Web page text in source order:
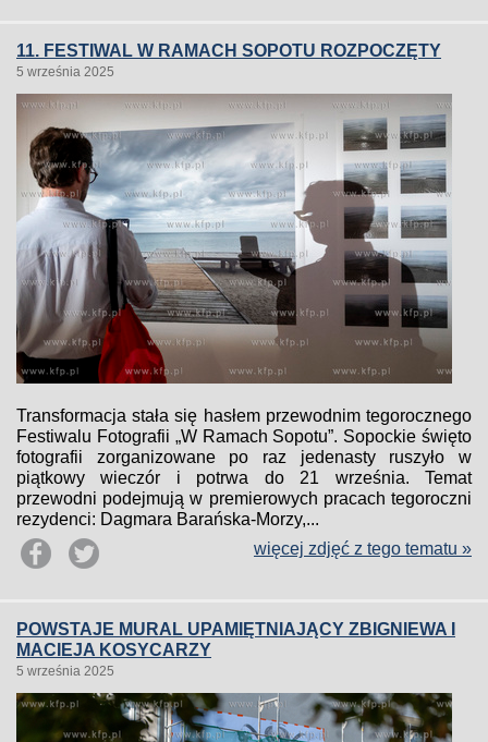
11. FESTIWAL W RAMACH SOPOTU ROZPOCZĘTY
5 września 2025
Transformacja stała się hasłem przewodnim tegorocznego
Festiwalu Fotografii „W Ramach Sopotu”. Sopockie święto
fotografii zorganizowane po raz jedenasty ruszyło w
piątkowy wieczór i potrwa do 21 września. Temat
przewodni podejmują w premierowych pracach tegoroczni
rezydenci: Dagmara Barańska-Morzy,...
więcej zdjęć z tego tematu »
POWSTAJE MURAL UPAMIĘTNIAJĄCY ZBIGNIEWA I
MACIEJA KOSYCARZY
5 września 2025